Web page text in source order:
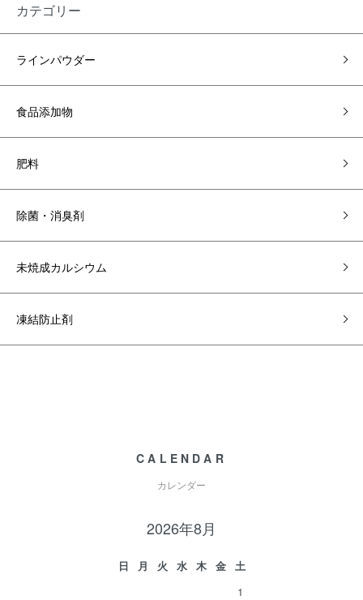
カテゴリー
ラインパウダー
食品添加物
肥料
除菌・消臭剤
未焼成カルシウム
凍結防止剤
CALENDAR
カレンダー
2026年8月
日 月 火 水 木 金
土
1